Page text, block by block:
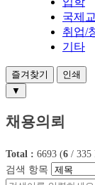
국제
취업/
기타
즐겨찾기
인쇄
▼
채용의뢰
Total : 6693 (6 / 335
검색 항목